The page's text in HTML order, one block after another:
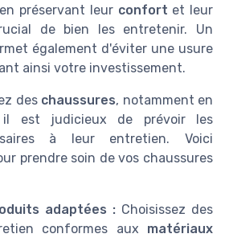
préservant leur confort et leur
de bien les entretenir. Un
également d'éviter une usure
ainsi votre investissement.
des chaussures, notamment en
est judicieux de prévoir les
à leur entretien. Voici
prendre soin de vos chaussures
adaptées : Choisissez des
conformes aux matériaux